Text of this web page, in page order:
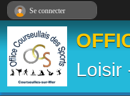
Loisir
Se connecter
Panneau de gestion des